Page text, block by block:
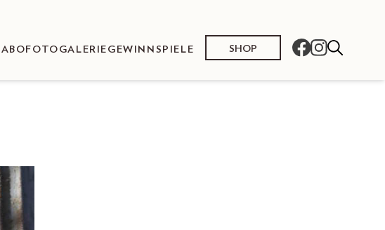
ABOFOTOGALERIE GEWINNSPIELE SHOP